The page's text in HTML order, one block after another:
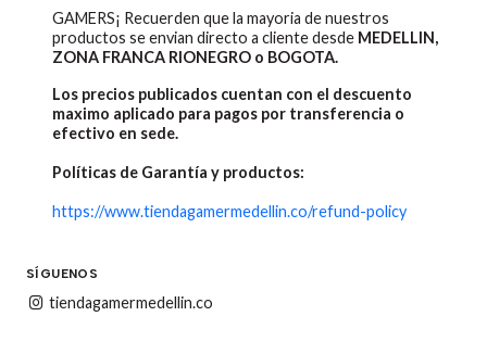
GAMERS¡ Recuerden que la mayoria de nuestros
productos se envian directo a cliente desde MEDELLIN,
ZONA FRANCA RIONEGRO o BOGOTA.
Los precios publicados cuentan con el descuento
maximo aplicado para pagos por transferencia o
efectivo en sede.
Políticas de Garantía y productos:
https://www.tiendagamermedellin.co/refund-policy
SÍGUENOS
tiendagamermedellin.co